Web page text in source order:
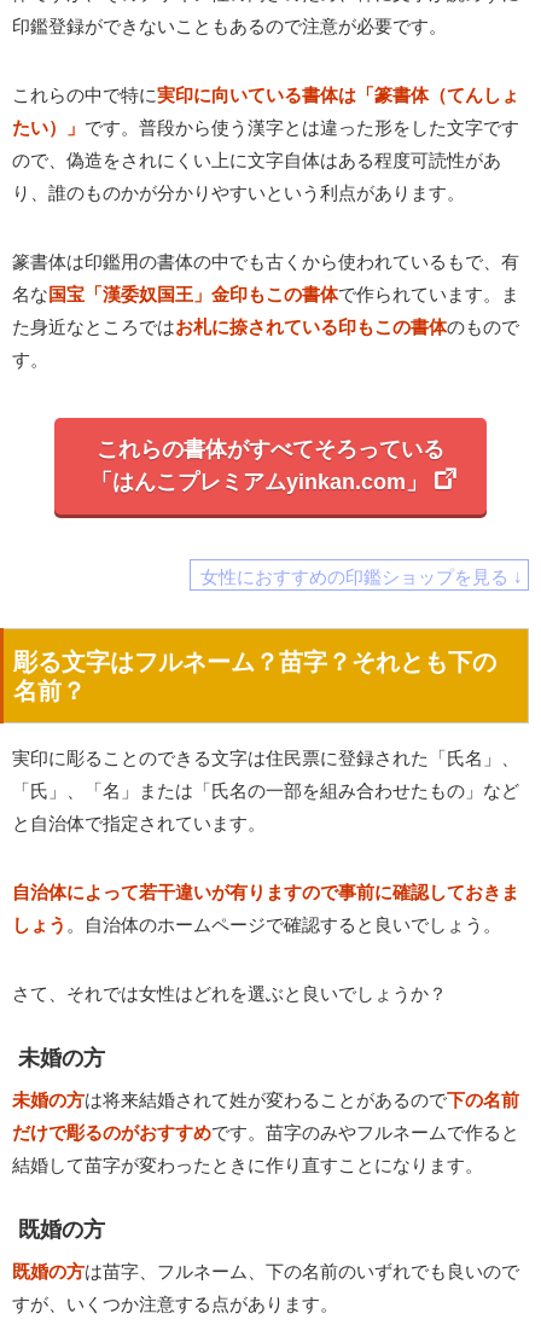
印鑑登録ができないこともあるので注意が必要です。
これらの中で特に実印に向いている書体は「篆書体（てんしょ
たい）」 です。普段から使う漢字とは違った形をした文字です
ので、偽造をされにくい上に文字自体はある程度可読性があ
り、誰のものかが分かりやすいという利点があります。
篆書体は印鑑用の書体の中でも古くから使われているもで、有
名な国宝「漢委奴国王」金印もこの書体で作られています。ま
た身近なところではお札に捺されている印もこの書体のもので
す。
これらの書体がすべてそろっている
「はんこプレミアムyinkan.com」
女性におすすめの印鑑ショップを見る ↓
彫る文字はフルネーム？苗字？それとも下の
名前？
実印に彫ることのできる文字は住民票に登録された「氏名」、
「氏」、「名」または「氏名の一部を組み合わせたもの」など
と自治体で指定されています。
自治体によって若干違いが有りますので事前に確認しておきま
しょう 。自治体のホームページで確認すると良いでしょう。
さて、それでは女性はどれを選ぶと良いでしょうか？
未婚の方
未婚の方は将来結婚されて姓が変わることがあるので下の名前
だけで彫るのがおすすめです。苗字のみやフルネームで作ると
結婚して苗字が変わったときに作り直すことになります。
既婚の方
既婚の方は苗字、フルネーム、下の名前のいずれでも良いので
すが、いくつか注意する点があります。